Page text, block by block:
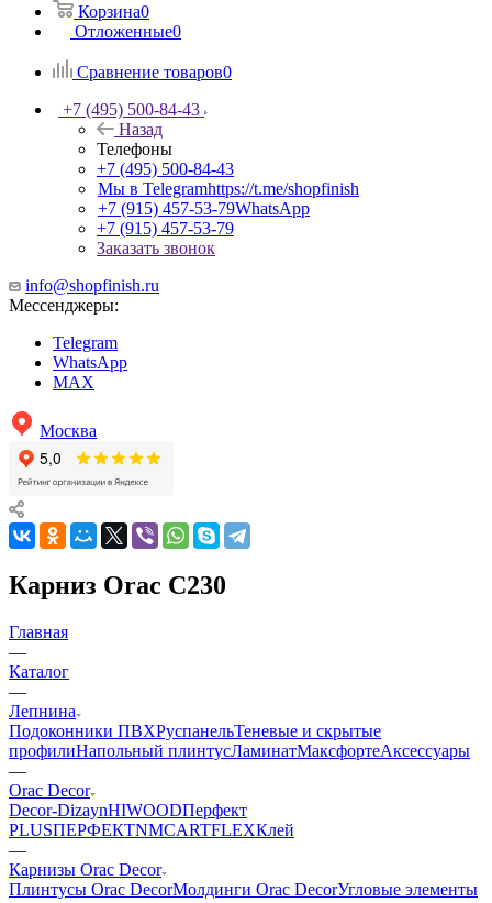
Корзина0
Отложенные0
Сравнение товаров0
+7 (495) 500-84-43
Назад
Телефоны
+7 (495) 500-84-43
Мы в Telegramhttps://t.me/shopfinish
+7 (915) 457-53-79WhatsApp
+7 (915) 457-53-79
Заказать звонок
info@shopfinish.ru
Мессенджеры:
Telegram
WhatsApp
MAX
Москва
Карниз Orac C230
Главная
—
Каталог
—
Лепнина
Подоконники ПВХРуспанельТеневые и скрытые
профилиНапольный плинтусЛаминатМаксфортеАксессуары
—
Orac Decor
Decor-DizaynHIWOODПерфект
PLUSПЕРФЕКТNMCARTFLEXКлей
—
Карнизы Orac Decor
Плинтусы Orac DecorМолдинги Orac DecorУгловые элементы